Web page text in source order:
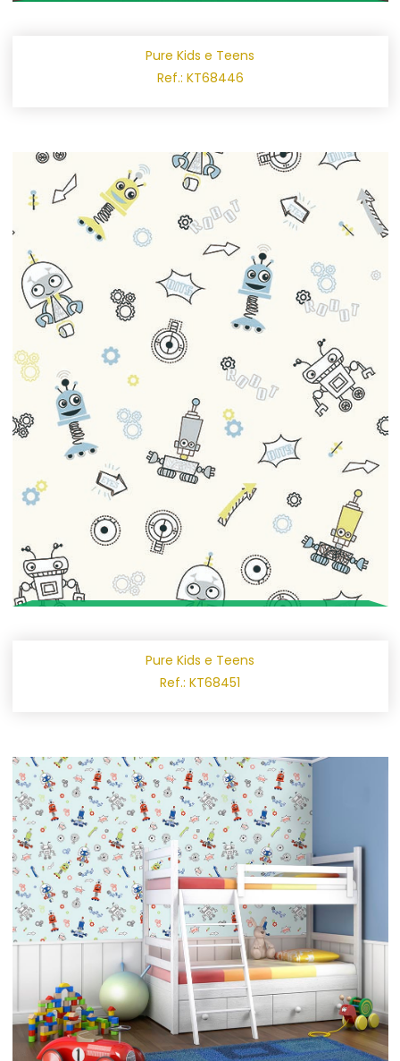
Pure Kids e Teens
Ref.: KT68446
Pure Kids e Teens
Ref.: KT68451